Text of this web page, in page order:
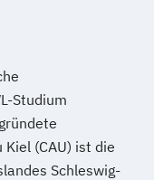
Studium
(CAU) ist die
Schleswig-